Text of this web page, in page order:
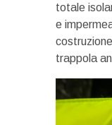
totale
e
trappola